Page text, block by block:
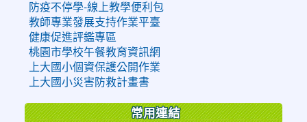
防疫不停學-線上教學便利包
教師專業發展支持作業平臺
健康促進評鑑專區
桃園市學校午餐教育資訊網
上大國小個資保護公開作業
上大國小災害防救計畫書
常用連結